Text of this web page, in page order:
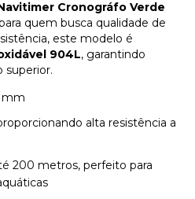
Cronográfo Verde
quem busca qualidade de
este modelo é
904L, garantindo
superior.
mm
alta resistência a
200 metros, perfeito para